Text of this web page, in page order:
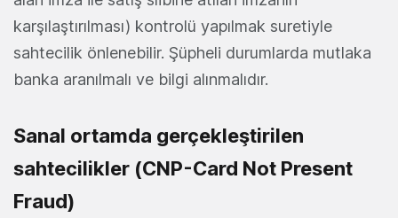
karşılaştırılması) kontrolü yapılmak suretiyle
sahtecilik önlenebilir. Şüpheli durumlarda mutlaka
banka aranılmalı ve bilgi alınmalıdır.
Sanal ortamda gerçekleştirilen
sahtecilikler (CNP-Card Not Present
Fraud)